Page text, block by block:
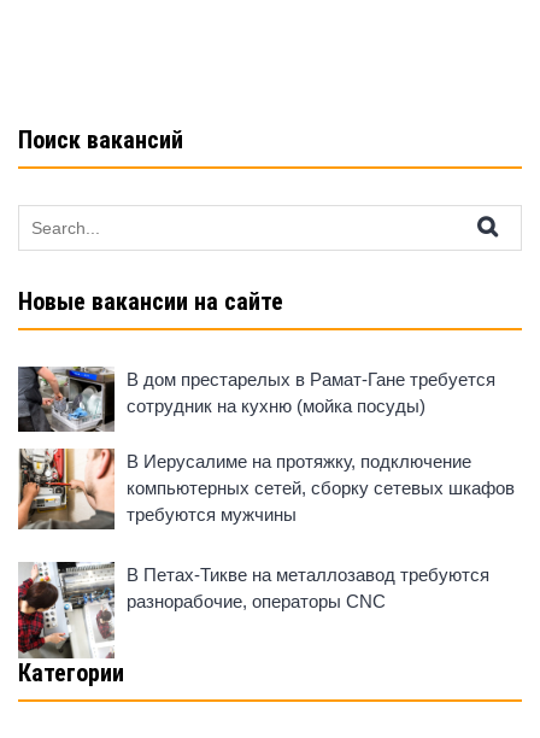
Поиск вакансий
for:
Новые вакансии на сайте
В дом престарелых в Рамат-Гане требуется
сотрудник на кухню (мойка посуды)
В Иерусалиме на протяжку, подключение
компьютерных сетей, сборку сетевых шкафов
требуются мужчины
В Петах-Тикве на металлозавод требуются
разнорабочие, операторы CNC
Категории